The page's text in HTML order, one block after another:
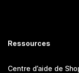
Ressources
Centre d’aide de